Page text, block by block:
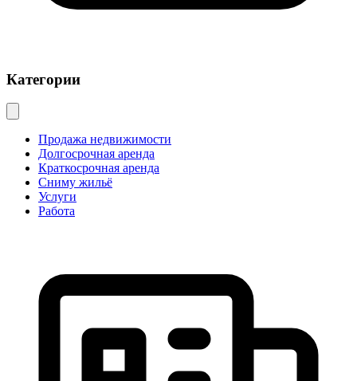
Категории
Продажа недвижимости
Долгосрочная аренда
Краткосрочная аренда
Сниму жильё
Услуги
Работа